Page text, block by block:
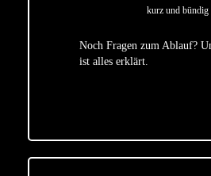
kurz und bündig
Noch Fragen zum Ablauf?
ist alles erklärt.